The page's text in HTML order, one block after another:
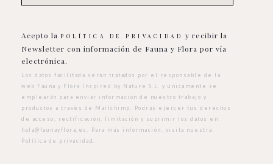
Acepto la POLÍTICA DE PRIVACIDAD
y recibir la
Newsletter con información de Fauna y Flora por vía
electrónica.
Los datos facilitada serán tratados por el responsable de la
web Fauna y Flora Inspired by Nature S.L. y únicamente se
emplearán para enviar información de nuestro trabajo y
productos a través de Mailchimp. Podrás ejercer tus derechos
de acceso, rectificación, limitación y suprimir los datos en
hola@faunayflora.es
. Para más información, visita nuestra
Política de privacidad